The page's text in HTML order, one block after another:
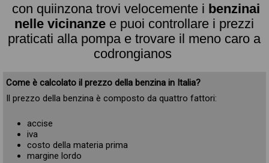
con quiinzona trovi velocemente i benzinai
nelle vicinanze e puoi controllare i prezzi
praticati alla pompa e trovare il meno caro a
codrongianos
Come è calcolato il prezzo della benzina in Italia?
Il prezzo della benzina è composto da quattro fattori:
accise
iva
costo della materia prima
margine lordo